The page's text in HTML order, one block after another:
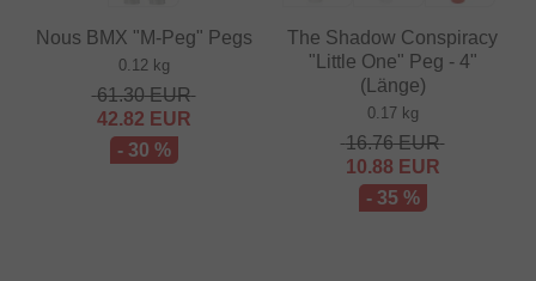
Nous BMX "M-Peg" Pegs
0.12 kg
61.30EUR
42.82 EUR
- 30 %
The Shadow Conspiracy
"Little One" Peg - 4"
(Länge)
0.17 kg
16.76EUR
10.88 EUR
- 35 %